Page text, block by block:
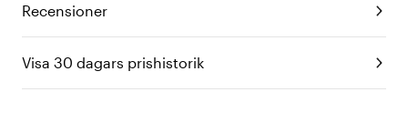
Recensioner
Visa 30 dagars prishistorik